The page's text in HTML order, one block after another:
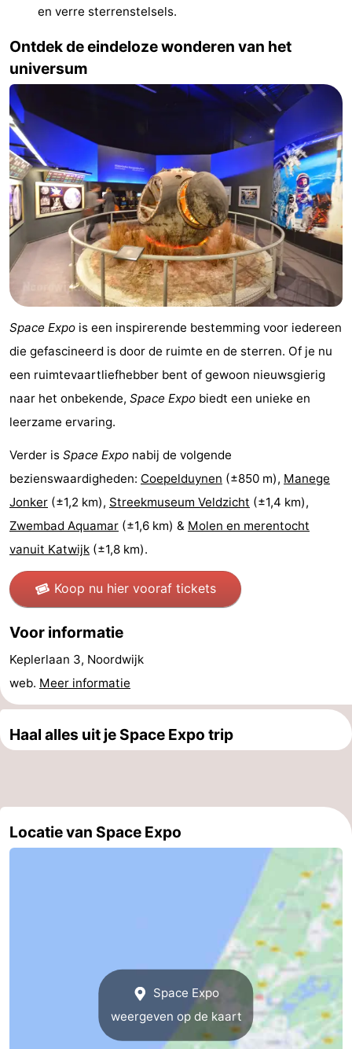
Duinen
aan
Zee
Bergen
Alkmaar
-
Egmond
aan
Zee
-
Noordhollands
duinreservaat
-
Wijk
aan
Zee
-
Natuur
Zuid-
Kennermerland
-
Amsterdam
-
Haarlem
Zandvoort
Zuid-
Holland
-
Leiden
Bollenstreek
-
Natuur
Hollands
Duin
-
Katwijk
-
Scheveningen
-
Den
Haag
-
Rotterdam
-
Rockanje
Weer
en verre sterrenstelsels.
Ontdek de eindeloze wonderen van het
universum
Space Expo is een inspirerende bestemming voor iedereen
die gefascineerd is door de ruimte en de sterren. Of je nu
een ruimtevaartliefhebber bent of gewoon nieuwsgierig
naar het onbekende, Space Expo biedt een unieke en
leerzame ervaring.
Verder is Space Expo nabij de volgende
bezienswaardigheden: Coepelduynen (±850 m), Manege
Jonker (±1,2 km), Streekmuseum Veldzicht (±1,4 km),
Zwembad Aquamar (±1,6 km) & Molen en merentocht
vanuit Katwijk (±1,8 km).
Koop nu hier vooraf tickets
Voor informatie
Keplerlaan 3, Noordwijk
web. Meer informatie
Haal alles uit je Space Expo trip
Locatie van Space Expo
Space Expo
weergeven op de kaart